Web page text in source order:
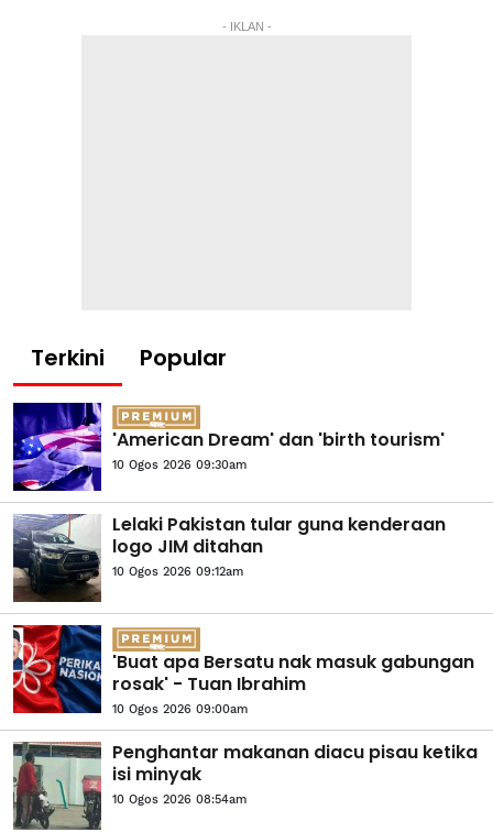
- IKLAN -
Terkini Popular
'American Dream' dan 'birth tourism'
10 Ogos 2026 09:30am
Lelaki Pakistan tular guna kenderaan
logo JIM ditahan
10 Ogos 2026 09:12am
'Buat apa Bersatu nak masuk gabungan
rosak' - Tuan Ibrahim
10 Ogos 2026 09:00am
Penghantar makanan diacu pisau ketika
isi minyak
10 Ogos 2026 08:54am